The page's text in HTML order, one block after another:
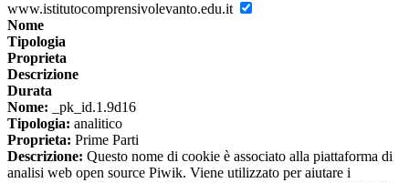
www.istitutocomprensivolevanto.edu.it
Nome
Tipologia
Proprieta
Descrizione
Durata
Nome: _pk_id.1.9d16
Tipologia: analitico
Proprieta: Prime Parti
Descrizione: Questo nome di cookie è associato alla piattaforma di
analisi web open source Piwik. Viene utilizzato per aiutare i